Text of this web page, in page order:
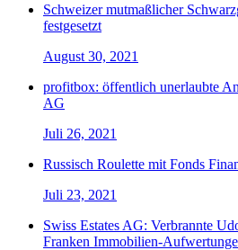
Schweizer mutmaßlicher
festgesetzt
August 30, 2021
profitbox: öffentlich unerlaubte
AG
Juli 26, 2021
Russisch Roulette mit Fonds
Juli 23, 2021
Swiss Estates AG: Verbrannte
Franken Immobilien-